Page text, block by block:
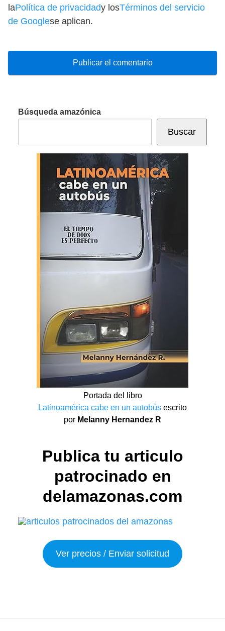
laPolítica de privacidady losTérminos del servicio
de Googlese aplican.
Búsqueda amazónica
Buscar
Portada del libro
Latinoamérica cabe en un autobús escrito
por Melanny Hernandez R
Publica tu articulo
patrocinado en
delamazonas.com
Ver precios / Enviar solicitud